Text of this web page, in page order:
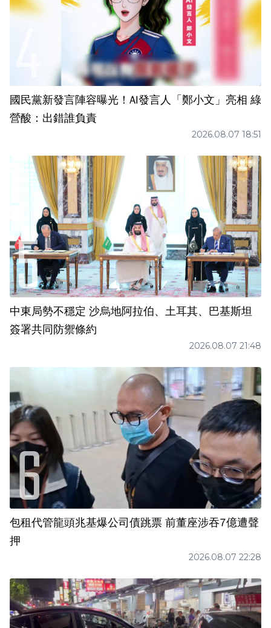
國民黨新發言陣容曝光！AI發言人「鄭小文」亮相 綠
營酸：出錯誰負責
2026.08.07 18:51
中東局勢不穩定 沙烏地阿拉伯、土耳其、巴基斯坦
簽署共同防禦條約
2026.08.07 21:48
包租代管龍頭兆基爆公司債跳票 前董座涉吞7億遭聲
押
2026.08.07 22:28